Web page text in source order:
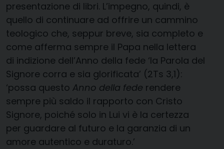
presentazione di libri. L’impegno, quindi, è
quello di continuare ad offrire un cammino
teologico che, seppur breve, sia completo e
come afferma sempre il Papa nella lettera
di indizione dell’Anno della fede ‘la Parola del
Signore corra e sia glorificata’ (2Ts 3,1):
‘possa questo Anno della fede rendere
sempre più saldo il rapporto con Cristo
Signore, poiché solo in Lui vi è la certezza
per guardare al futuro e la garanzia di un
amore autentico e duraturo.’